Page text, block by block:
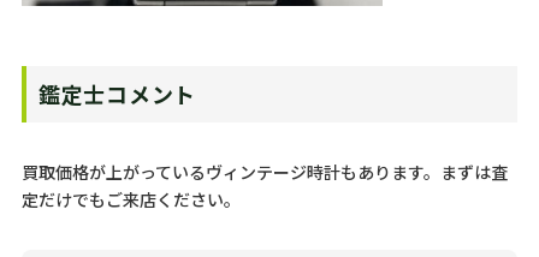
鑑定士コメント
買取価格が上がっているヴィンテージ時計もあります。まずは査
定だけでもご来店ください。